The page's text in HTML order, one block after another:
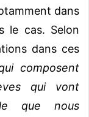
dans
le cas. Selon
dans ces
composent
qui vont
que nous